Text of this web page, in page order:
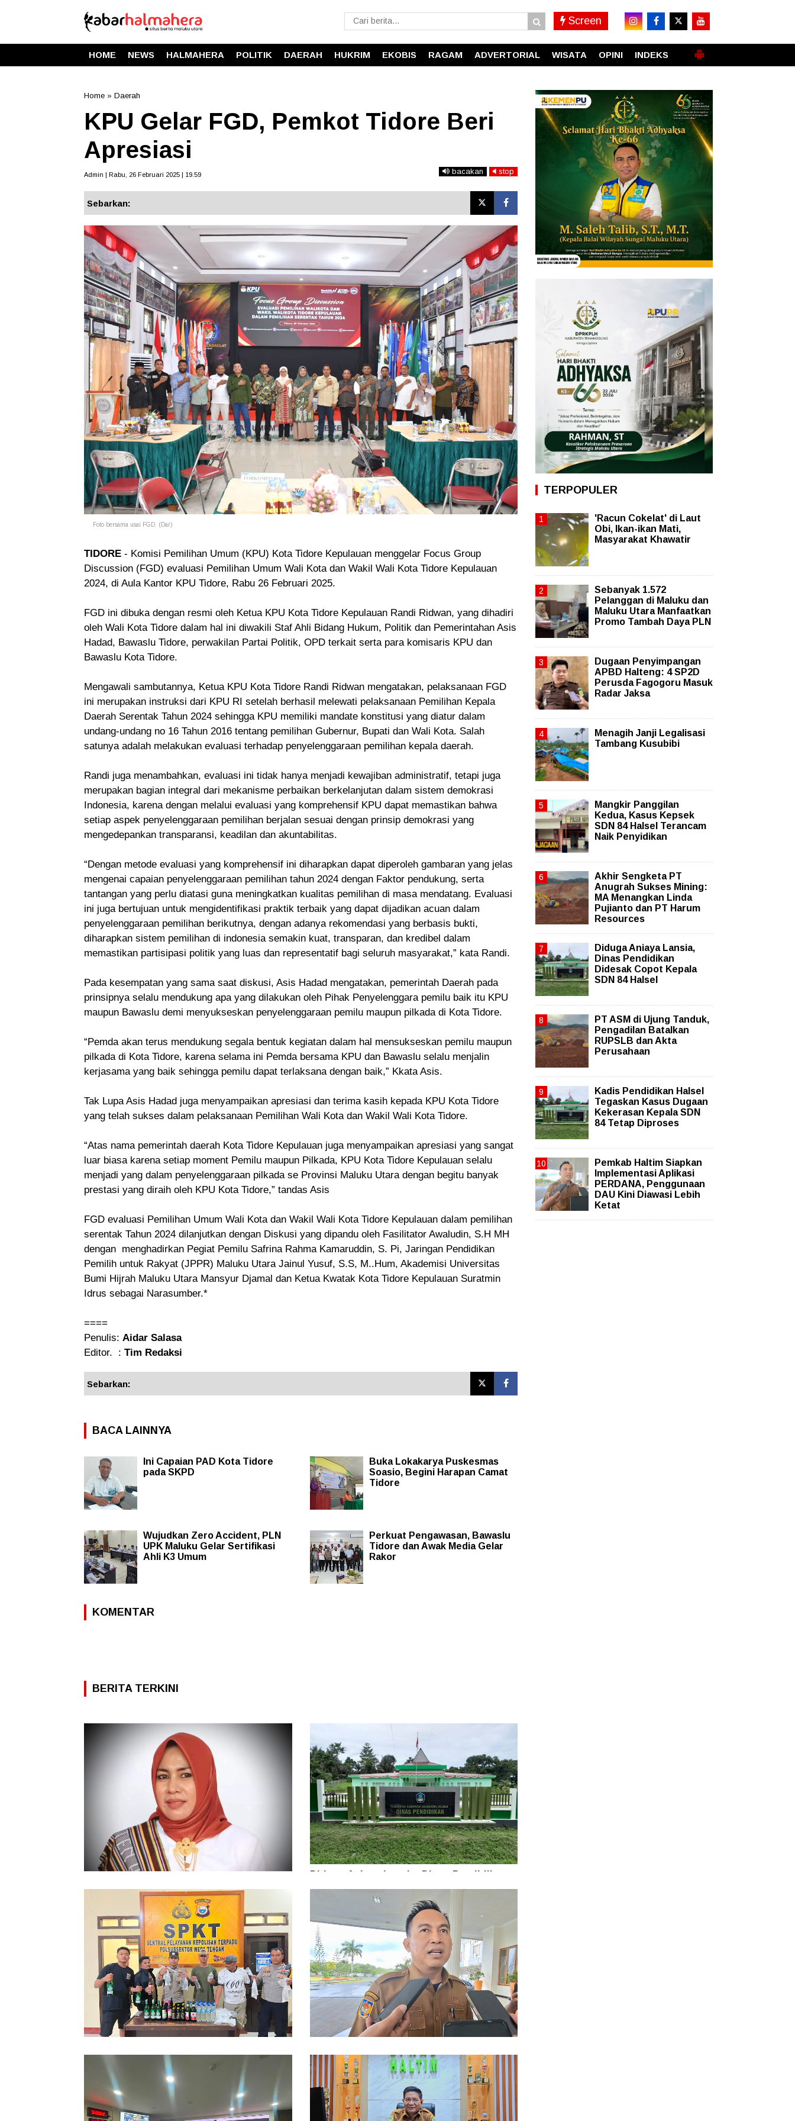
Screen
HOME NEWS HALMAHERA POLITIK DAERAH HUKRIM EKOBIS RAGAM ADVERTORIAL WISATA OPINI INDEKS
Home » Daerah
KPU Gelar FGD, Pemkot Tidore Beri
Apresiasi
Admin | Rabu, 26 Februari 2025 | 19.59 bacakan stop
Sebarkan:
Foto bersama usai FGD. (Dar)
TIDORE - Komisi Pemilihan Umum (KPU) Kota Tidore Kepulauan menggelar Focus Group
Discussion (FGD) evaluasi Pemilihan Umum Wali Kota dan Wakil Wali Kota Tidore Kepulauan
2024, di Aula Kantor KPU Tidore, Rabu 26 Februari 2025.
FGD ini dibuka dengan resmi oleh Ketua KPU Kota Tidore Kepulauan Randi Ridwan, yang dihadiri
oleh Wali Kota Tidore dalam hal ini diwakili Staf Ahli Bidang Hukum, Politik dan Pemerintahan Asis
Hadad, Bawaslu Tidore, perwakilan Partai Politik, OPD terkait serta para komisaris KPU dan
Bawaslu Kota Tidore.
Mengawali sambutannya, Ketua KPU Kota Tidore Randi Ridwan mengatakan, pelaksanaan FGD
ini merupakan instruksi dari KPU RI setelah berhasil melewati pelaksanaan Pemilihan Kepala
Daerah Serentak Tahun 2024 sehingga KPU memiliki mandate konstitusi yang diatur dalam
undang-undang no 16 Tahun 2016 tentang pemilihan Gubernur, Bupati dan Wali Kota. Salah
satunya adalah melakukan evaluasi terhadap penyelenggaraan pemilihan kepala daerah.
Randi juga menambahkan, evaluasi ini tidak hanya menjadi kewajiban administratif, tetapi juga
merupakan bagian integral dari mekanisme perbaikan berkelanjutan dalam sistem demokrasi
Indonesia, karena dengan melalui evaluasi yang komprehensif KPU dapat memastikan bahwa
setiap aspek penyelenggaraan pemilihan berjalan sesuai dengan prinsip demokrasi yang
mengedepankan transparansi, keadilan dan akuntabilitas.
“Dengan metode evaluasi yang komprehensif ini diharapkan dapat diperoleh gambaran yang jelas
mengenai capaian penyelenggaraan pemilihan tahun 2024 dengan Faktor pendukung, serta
tantangan yang perlu diatasi guna meningkatkan kualitas pemilihan di masa mendatang. Evaluasi
ini juga bertujuan untuk mengidentifikasi praktik terbaik yang dapat dijadikan acuan dalam
penyelenggaraan pemilihan berikutnya, dengan adanya rekomendasi yang berbasis bukti,
diharapkan sistem pemilihan di indonesia semakin kuat, transparan, dan kredibel dalam
memastikan partisipasi politik yang luas dan representatif bagi seluruh masyarakat,” kata Randi.
Pada kesempatan yang sama saat diskusi, Asis Hadad mengatakan, pemerintah Daerah pada
prinsipnya selalu mendukung apa yang dilakukan oleh Pihak Penyelenggara pemilu baik itu KPU
maupun Bawaslu demi menyukseskan penyelenggaraan pemilu maupun pilkada di Kota Tidore.
“Pemda akan terus mendukung segala bentuk kegiatan dalam hal mensukseskan pemilu maupun
pilkada di Kota Tidore, karena selama ini Pemda bersama KPU dan Bawaslu selalu menjalin
kerjasama yang baik sehingga pemilu dapat terlaksana dengan baik,” Kkata Asis.
Tak Lupa Asis Hadad juga menyampaikan apresiasi dan terima kasih kepada KPU Kota Tidore
yang telah sukses dalam pelaksanaan Pemilihan Wali Kota dan Wakil Wali Kota Tidore.
“Atas nama pemerintah daerah Kota Tidore Kepulauan juga menyampaikan apresiasi yang sangat
luar biasa karena setiap moment Pemilu maupun Pilkada, KPU Kota Tidore Kepulauan selalu
menjadi yang dalam penyelenggaraan pilkada se Provinsi Maluku Utara dengan begitu banyak
prestasi yang diraih oleh KPU Kota Tidore,” tandas Asis
FGD evaluasi Pemilihan Umum Wali Kota dan Wakil Wali Kota Tidore Kepulauan dalam pemilihan
serentak Tahun 2024 dilanjutkan dengan Diskusi yang dipandu oleh Fasilitator Awaludin, S.H MH
dengan menghadirkan Pegiat Pemilu Safrina Rahma Kamaruddin, S. Pi, Jaringan Pendidikan
Pemilih untuk Rakyat (JPPR) Maluku Utara Jainul Yusuf, S.S, M..Hum, Akademisi Universitas
Bumi Hijrah Maluku Utara Mansyur Djamal dan Ketua Kwatak Kota Tidore Kepulauan Suratmin
Idrus sebagai Narasumber.*
====
Penulis: Aidar Salasa
Editor. : Tim Redaksi
Sebarkan:
BACA LAINNYA
Ini Capaian PAD Kota Tidore
pada SKPD
Buka Lokakarya Puskesmas
Soasio, Begini Harapan Camat
Tidore
Wujudkan Zero Accident, PLN
UPK Maluku Gelar Sertifikasi
Ahli K3 Umum
Perkuat Pengawasan, Bawaslu
Tidore dan Awak Media Gelar
Rakor
KOMENTAR
BERITA TERKINI
86 Kasus Kekerasan Perempuan dan Anak
Terjadi di Halmahera Tengah
Diduga Aniaya Lansia, Dinas Pendidikan
Didesak Copot Kepala SDN 84 Halsel
Polsubsektor Weda Tengah Sita Puluhan
Botol Miras Ilegal di Lelilef Waibulen
Pemkab Haltim Siapkan Implementasi
Aplikasi PERDANA, Penggunaan DAU Kini
Diawasi Lebih Ketat
TERPOPULER
'Racun Cokelat' di Laut
Obi, Ikan-ikan Mati,
Masyarakat Khawatir
Sebanyak 1.572
Pelanggan di Maluku dan
Maluku Utara Manfaatkan
Promo Tambah Daya PLN
Dugaan Penyimpangan
APBD Halteng: 4 SP2D
Perusda Fagogoru Masuk
Radar Jaksa
Menagih Janji Legalisasi
Tambang Kusubibi
Mangkir Panggilan
Kedua, Kasus Kepsek
SDN 84 Halsel Terancam
Naik Penyidikan
Akhir Sengketa PT
Anugrah Sukses Mining:
MA Menangkan Linda
Pujianto dan PT Harum
Resources
Diduga Aniaya Lansia,
Dinas Pendidikan
Didesak Copot Kepala
SDN 84 Halsel
PT ASM di Ujung Tanduk,
Pengadilan Batalkan
RUPSLB dan Akta
Perusahaan
Kadis Pendidikan Halsel
Tegaskan Kasus Dugaan
Kekerasan Kepala SDN
84 Tetap Diproses
Pemkab Haltim Siapkan
Implementasi Aplikasi
PERDANA, Penggunaan
DAU Kini Diawasi Lebih
Ketat